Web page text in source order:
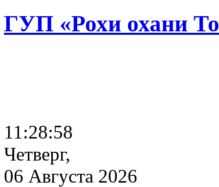
ГУП «Рохи охани
11:28:59
Четверг,
06 Августа 2026